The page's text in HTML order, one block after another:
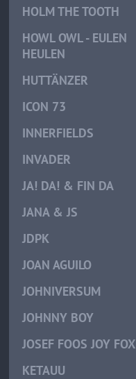
HOLM THE TOOTH
HOWL OWL - EULEN
HEULEN
HUTTÄNZER
ICON 73
INNERFIELDS
INVADER
JA! DA! & FIN DA
JANA & JS
JDPK
JOAN AGUILO
JOHNIVERSUM
JOHNNY BOY
JOSEF FOOS JOY FOX
KETAUU